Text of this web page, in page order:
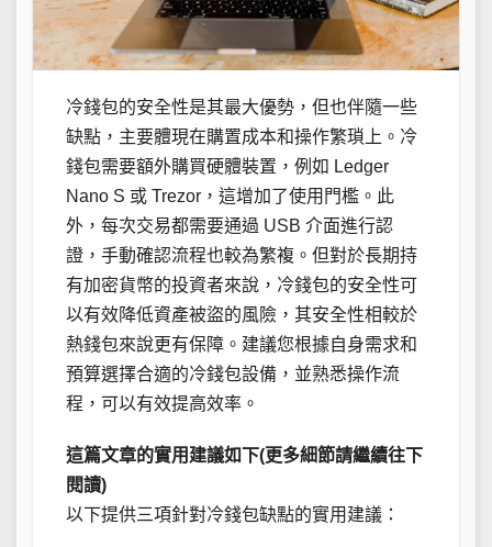
冷錢包的安全性是其最大優勢，但也伴隨一些
缺點，主要體現在購置成本和操作繁瑣上。冷
錢包需要額外購買硬體裝置，例如 Ledger
Nano S 或 Trezor，這增加了使用門檻。此
外，每次交易都需要通過 USB 介面進行認
證，手動確認流程也較為繁複。但對於長期持
有加密貨幣的投資者來說，冷錢包的安全性可
以有效降低資產被盜的風險，其安全性相較於
熱錢包來說更有保障。建議您根據自身需求和
預算選擇合適的冷錢包設備，並熟悉操作流
程，可以有效提高效率。
這篇文章的實用建議如下(更多細節請繼續往下
閱讀)
以下提供三項針對冷錢包缺點的實用建議：